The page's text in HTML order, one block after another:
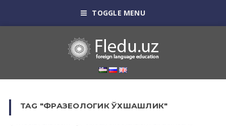
TOGGLE MENU
TAG "ФРАЗЕОЛОГИК ЎХШАШЛИК"